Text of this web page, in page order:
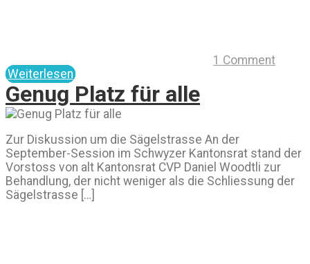
1 Comment
Weiterlesen
Genug Platz für alle
Zur Diskussion um die Sägelstrasse An der
September-Session im Schwyzer Kantonsrat stand der
Vorstoss von alt Kantonsrat CVP Daniel Woodtli zur
Behandlung, der nicht weniger als die Schliessung der
Sägelstrasse […]